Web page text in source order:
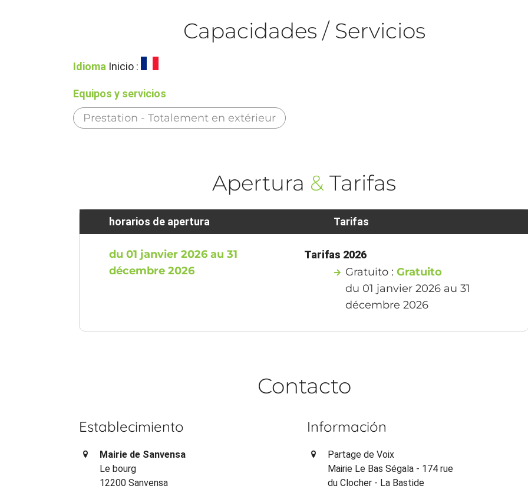
Capacidades / Servicios
Idioma Inicio :
Equipos y servicios
Prestation - Totalement en extérieur
Apertura & Tarifas
horarios de apertura
du 01 janvier 2026 au 31
décembre 2026
Tarifas
Tarifas 2026
Gratuito :Gratuito
du 01 janvier 2026 au 31
décembre 2026
Contacto
Establecimiento
Mairie de Sanvensa
Le bourg
12200 Sanvensa
Información
Partage de Voix
Mairie Le Bas Ségala - 174 rue
du Clocher - La Bastide